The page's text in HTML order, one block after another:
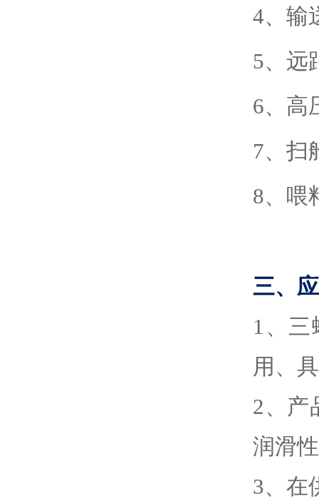
4、输
5、远
6、高
7、扫
8、喂
三、
1 、 三
用、
2、 产
润滑
3、 在